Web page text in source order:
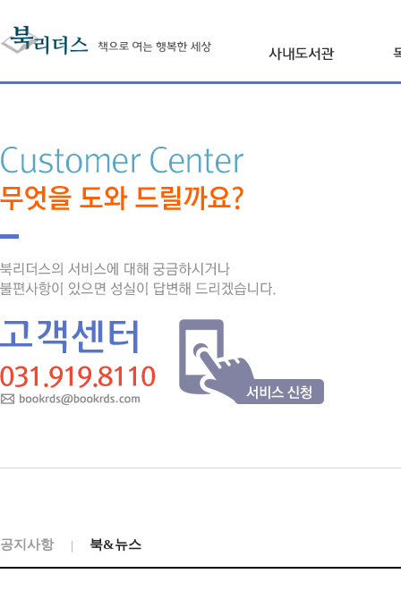
공지사항 북&뉴스